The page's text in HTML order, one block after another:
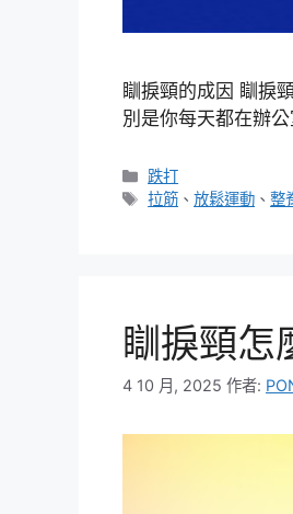
瞓捩頸的成因 瞓捩
別是你每天都在辦
分
類
跌打
標
拉筋 、放鬆運動 、整
瞓捩頸怎
4 10 月, 2025 作者: